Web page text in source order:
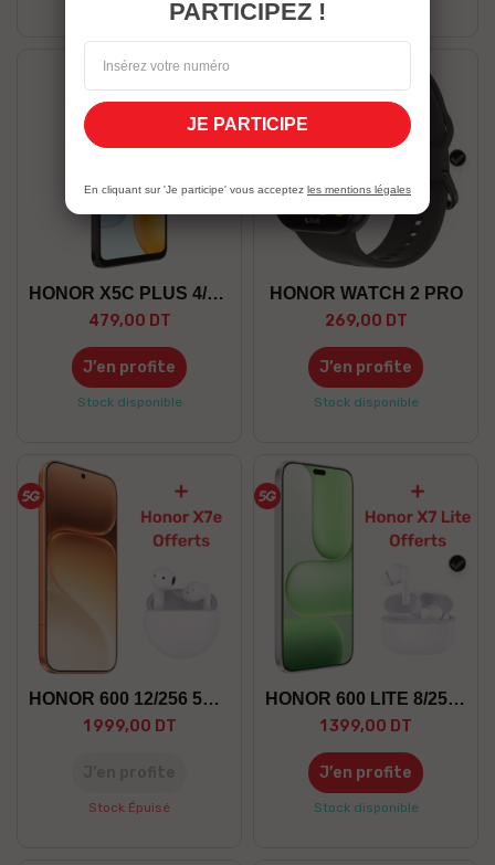
HONOR X5C PLUS 4/128 GO
479,00 DT
J’en profite
Stock disponible
HONOR WATCH 2 PRO
269,00 DT
Noir
J’en profite
Stock disponible
HONOR 600 12/256 5G +GF
1 999,00 DT
Stock Épuisé
HONOR 600 LITE 8/256 5G +GF
1 399,00 DT
Noir
J’en profite
Stock disponible
PARTICIPEZ !
JE PARTICIPE
En cliquant sur 'Je participe' vous acceptez les mentions légales